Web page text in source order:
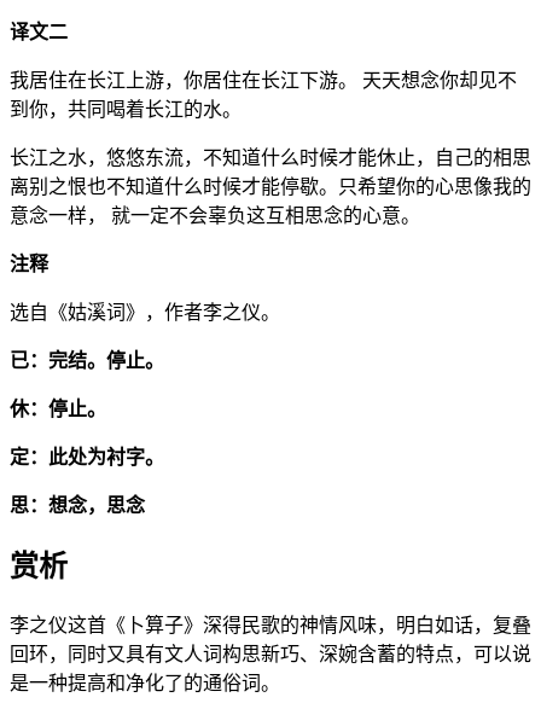
译文二
我居住在长江上游，你居住在长江下游。 天天想念你却见不
到你，共同喝着长江的水。
长江之水，悠悠东流，不知道什么时候才能休止，自己的相思
离别之恨也不知道什么时候才能停歇。只希望你的心思像我的
意念一样， 就一定不会辜负这互相思念的心意。
注释
选自《姑溪词》，作者李之仪。
已：完结。停止。
休：停止。
定：此处为衬字。
思：想念，思念
赏析
李之仪这首《卜算子》深得民歌的神情风味，明白如话，复叠
回环，同时又具有文人词构思新巧、深婉含蓄的特点，可以说
是一种提高和净化了的通俗词。